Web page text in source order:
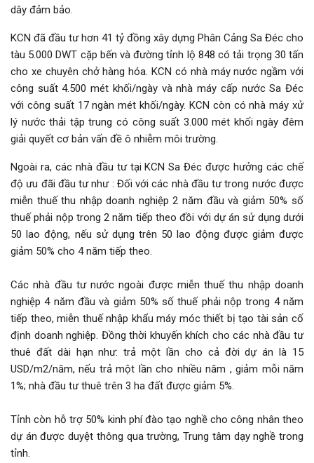
Thỏa Thuận Sử Dụng
Đăng nhập
Đăng ký
VN
dây đảm bảo.
KCN đã đầu tư hơn 41 tỷ đồng xây dựng Phân Cảng Sa Đéc cho
tàu 5.000 DWT cặp bến và đường tỉnh lộ 848 có tải trọng 30 tấn
cho xe chuyên chở hàng hóa. KCN có nhà máy nước ngầm với
công suất 4.500 mét khối/ngày và nhà máy cấp nước Sa Đéc
với công suất 17 ngàn mét khối/ngày. KCN còn có nhà máy xử
lý nước thải tập trung có công suất 3.000 mét khối ngày đêm
giải quyết cơ bản vấn đề ô nhiễm môi trường.
Ngoài ra, các nhà đầu tư tại KCN Sa Đéc được hưởng các chế
độ ưu đãi đầu tư như : Đối với các nhà đầu tư trong nước được
miễn thuế thu nhập doanh nghiệp 2 năm đầu và giảm 50% số
thuế phải nộp trong 2 năm tiếp theo đồi với dự án sử dụng dưới
50 lao động, nếu sử dụng trên 50 lao động được giảm được
giảm 50% cho 4 năm tiếp theo.
Các nhà đầu tư nước ngoài được miễn thuế thu nhập doanh
nghiệp 4 năm đầu và giảm 50% số thuế phải nộp trong 4 năm
tiếp theo, miễn thuế nhập khẩu máy móc thiết bị tạo tài sản cố
định doanh nghiệp. Đồng thời khuyến khích cho các nhà đầu tư
thuê đất dài hạn như: trả một lần cho cả đời dự án là 15
USD/m2/năm, nếu trả một lần cho nhiều năm , giảm mỗi năm
1%; nhà đầu tư thuê trên 3 ha đất được giảm 5%.
Tỉnh còn hỗ trợ 50% kinh phí đào tạo nghề cho công nhân theo
dự án được duyệt thông qua trường, Trung tâm dạy nghề trong
tỉnh.